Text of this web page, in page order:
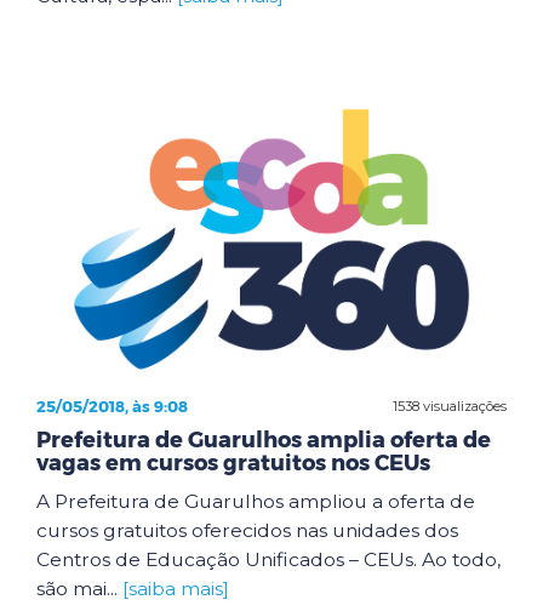
1538 visualizações
25/05/2018, às 9:08
Prefeitura de Guarulhos amplia oferta de
vagas em cursos gratuitos nos CEUs
A Prefeitura de Guarulhos ampliou a oferta de
cursos gratuitos oferecidos nas unidades dos
Centros de Educação Unificados – CEUs. Ao todo,
são mai... [saiba mais]